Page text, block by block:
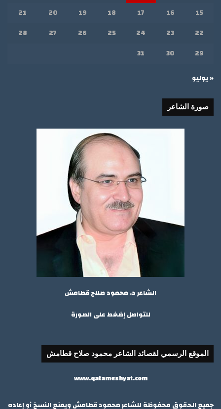
15
16
17
18
19
20
21
22
23
24
25
26
27
28
29
30
31
« يوليو
صورة الشاعر
الشاعر د. محمود صلاح قطامش
للتواصل إضغط على الصورة
الموقع الرسمي لقصائد الشاعر محمود صلاح قطامش
www.qatameshyat.com
جميع الحقوق محفوظة للشاعر محمود قطامش ويمنع النسخ أو إعاده